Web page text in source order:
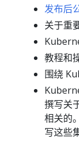
发布后
关于重
教程和
围绕
撰写关
相关的
写这些